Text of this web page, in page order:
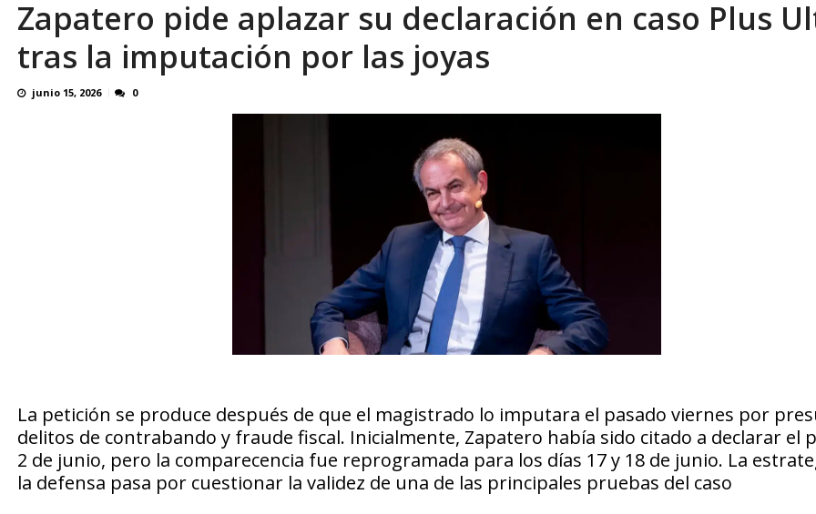
Familiares realizaron nueva vigilia en El Rodeo I por la libertad inmediata de l... AGOSTO 5, 2026
Zapatero pide aplazar su declaración en caso Plus
tras la imputación por las joyas
junio 15, 2026 0
La petición se produce después de que el magistrado lo imputara el pasado viernes por
delitos de contrabando y fraude fiscal. Inicialmente, Zapatero había sido citado a declarar el
2 de junio, pero la comparecencia fue reprogramada para los días 17 y 18 de junio. La
la defensa pasa por cuestionar la validez de una de las principales pruebas del caso